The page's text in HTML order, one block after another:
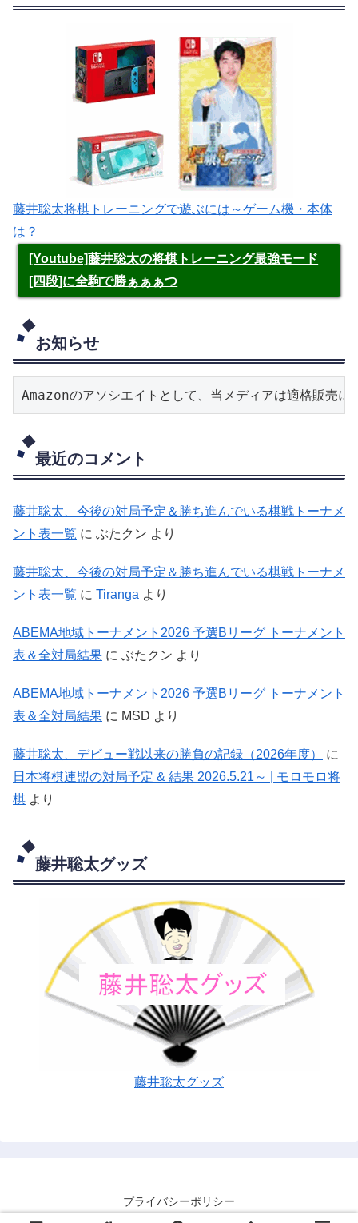
藤井聡太将棋トレーニングで遊ぶには～ゲーム機・本体
は？
[Youtube]藤井聡太の将棋トレーニング最強モード
[四段]に全駒で勝ぁぁぁつ
お知らせ
Amazonのアソシエイトとして、当メディアは適格販売に
最近のコメント
藤井聡太、今後の対局予定＆勝ち進んでいる棋戦トーナメ
ント表一覧 に ぶたクン より
藤井聡太、今後の対局予定＆勝ち進んでいる棋戦トーナメ
ント表一覧 に Tiranga より
ABEMA地域トーナメント2026 予選Bリーグ トーナメント
表＆全対局結果 に ぶたクン より
ABEMA地域トーナメント2026 予選Bリーグ トーナメント
表＆全対局結果 に MSD より
藤井聡太、デビュー戦以来の勝負の記録（2026年度）
に
日本将棋連盟の対局予定 & 結果 2026.5.21～ | モロモロ将
棋 より
藤井聡太グッズ
藤井聡太グッズ
プライバシーポリシー